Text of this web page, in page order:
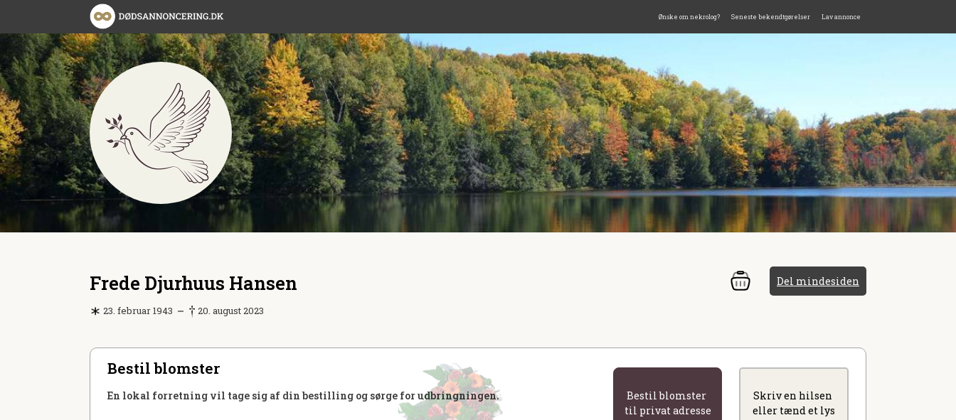
Ønske om nekrolog? Seneste bekendtgørelser Lav annonce
Frede Djurhuus Hansen Del mindesiden
23. februar 1943 20. august 2023
Bestil blomster
En lokal forretning vil tage sig af din bestilling og sørge for udbringningen.
Bestil blomster
til privat adresse
Skriv en hilsen
eller tænd et lys